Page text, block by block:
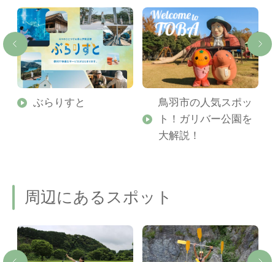
ぶらりすと
鳥羽市の人気スポッ
ト！ガリバー公園を
大解説！
周辺にあるスポット